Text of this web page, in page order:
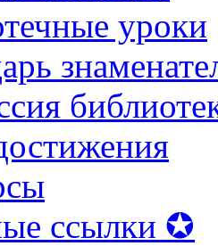
уроки
ссылки ✪